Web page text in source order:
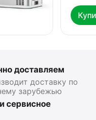
89000 ₽
доставляем
доставку по
зарубежью
сервисное